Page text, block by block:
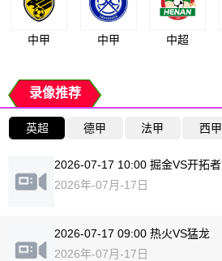
中甲 中甲 中超
录像推荐
英超 德甲 法甲 西甲
2026-07-17 10:00 掘金VS开拓者
2026年-07月-17日
2026-07-17 09:00 热火VS猛龙
2026年-07月-17日